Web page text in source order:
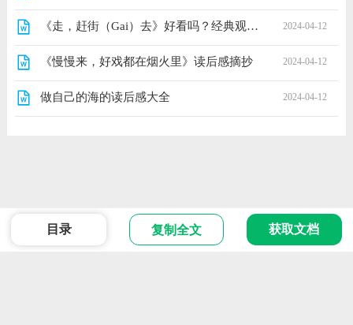
《走，赶街（Gai）去》好看吗？经典观后感锦集 2024-04-12
《慢慢来，好戏都在烟火里》读后感摘抄 2024-04-12
做自己的海的读后感大全 2024-04-12
目录 复制全文 获取文档